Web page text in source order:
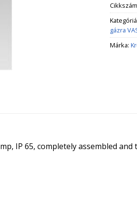
gázra
Márka:
IP 65, completely assembled